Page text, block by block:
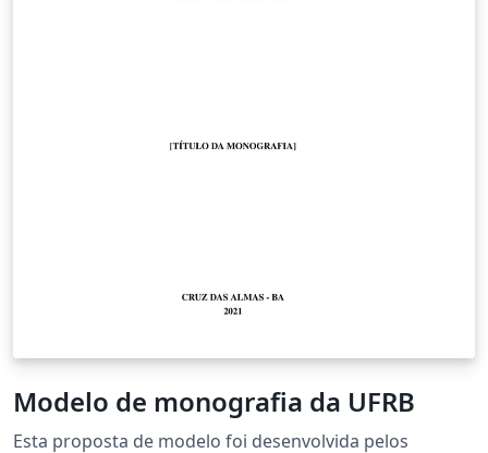
Modelo de monografia da UFRB
Esta proposta de modelo foi desenvolvida pelos